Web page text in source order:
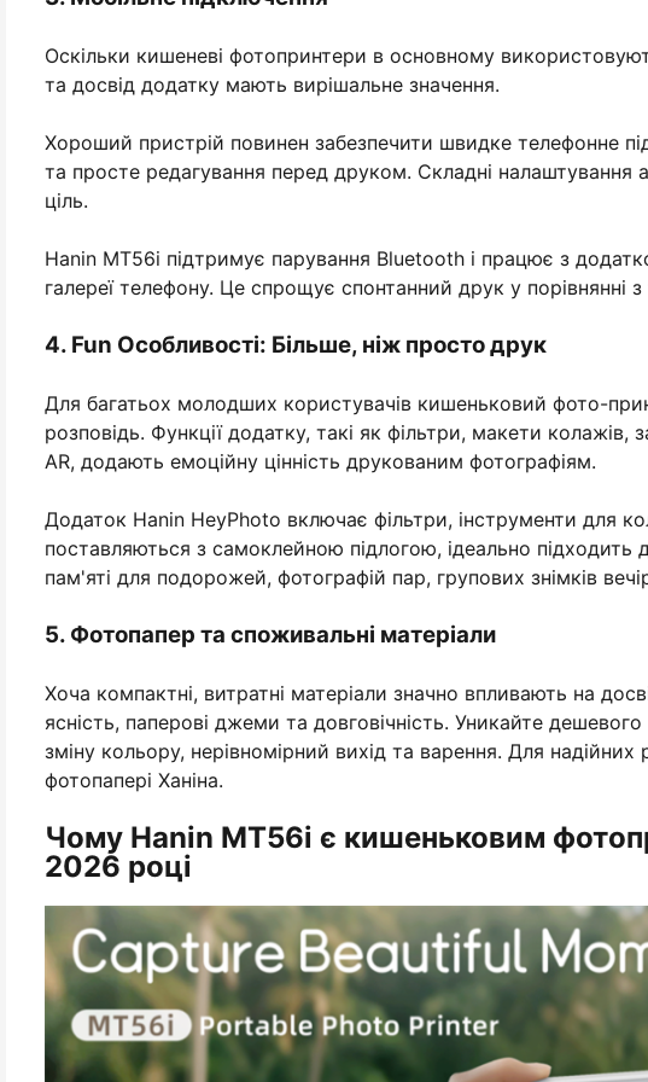
Оскільки кишеневі фотопринтери в основному
та досвід додатку мають вирішальне значення.
Хороший пристрій повинен забезпечити швидке телефонне
та просте редагування перед друком. Складні налаштування
ціль.
Hanin MT56i підтримує парування Bluetooth і працює з
галереї телефону. Це спрощує спонтанний друк у
4. Fun Особливості: Більше, ніж просто друк
Для багатьох молодших користувачів кишеньковий фото-
розповідь. Функції додатку, такі як фільтри, макети колажів,
AR, додають емоційну цінність друкованим фотографіям.
Додаток Hanin HeyPhoto включає фільтри, інструменти для
поставляються з самоклейною підлогою, ідеально
пам'яті для подорожей, фотографій пар, групових знімків
5. Фотопапер та споживальні матеріали
Хоча компактні, витратні матеріали значно впливають на
ясність, паперові джеми та довговічність. Уникайте
зміну кольору, нерівномірний вихід та варення. Для надійних
фотопапері Ханіна.
Чому Hanin MT56i є кишеньковим
2026 році